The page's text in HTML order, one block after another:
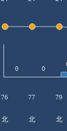
76 77 79
北 北 北